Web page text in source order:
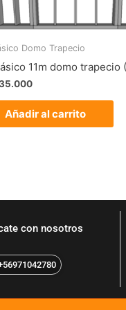
Domo Trapecio
11m domo trapecio
Añadir al carrito
con nosotros